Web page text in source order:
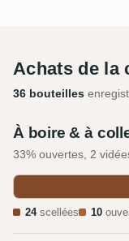
Achats de la
36 bouteilles
À boire & à
33% ouvertes, 2
24scellées 10